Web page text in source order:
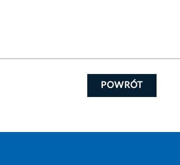
POWRÓT